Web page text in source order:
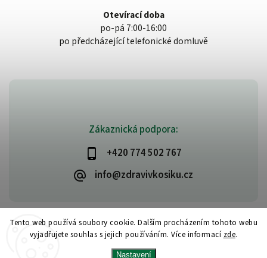
Tento web používá soubory cookie. Dalším procházením tohoto webu
vyjadřujete souhlas s jejich používáním. Více informací zde.
Nastavení
Zákaznická podpora:
+420 774 502 767
info@zdravivkosiku.cz
Otevírací doba
po-pá 7:00-16:00
po předcházející telefonické domluvě
www.zdravivkosiku.cz